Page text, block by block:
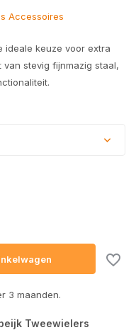
Accessoires
ideale keuze voor extra
stevig fijnmazig staal,
3 maanden.
Tweewielers